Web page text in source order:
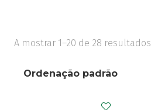
A mostrar 1–20 de 28 resultados